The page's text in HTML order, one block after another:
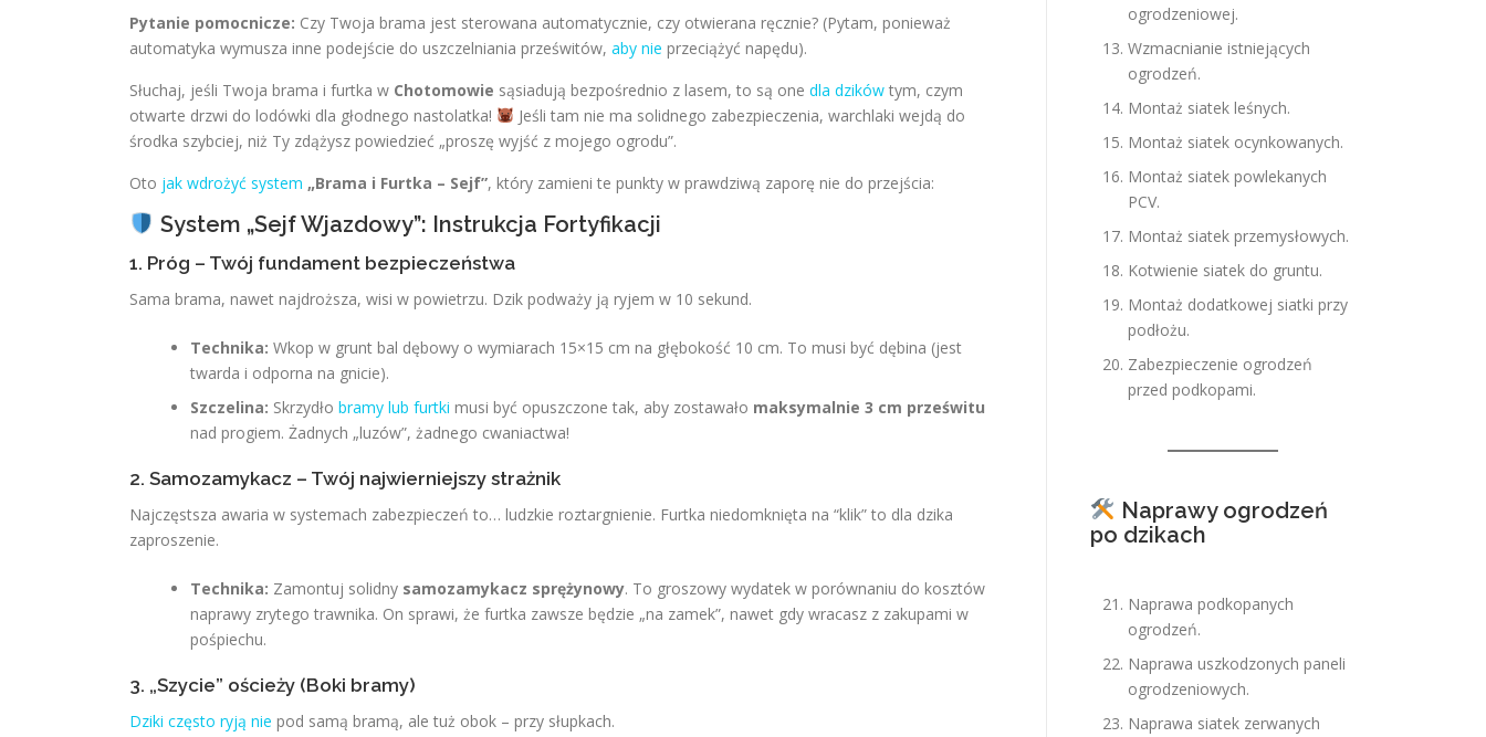
Pytanie pomocnicze: Czy Twoja brama jest sterowana automatycznie, czy otwierana ręcznie? (Pytam, ponieważ
automatyka wymusza inne podejście do uszczelniania prześwitów, aby nie przeciążyć napędu).
Słuchaj, jeśli Twoja brama i furtka w Chotomowie sąsiadują bezpośrednio z lasem, to są one dla dzików tym, czym
otwarte drzwi do lodówki dla głodnego nastolatka!
Jeśli tam nie ma solidnego zabezpieczenia, warchlaki wejdą do
środka szybciej, niż Ty zdążysz powiedzieć „proszę wyjść z mojego ogrodu”.
Oto jak wdrożyć system „Brama i Furtka – Sejf”, który zamieni te punkty w prawdziwą zaporę nie do przejścia:
System „Sejf Wjazdowy”: Instrukcja Fortyfikacji
1. Próg – Twój fundament bezpieczeństwa
Sama brama, nawet najdroższa, wisi w powietrzu. Dzik podważy ją ryjem w 10 sekund.
Technika: Wkop w grunt bal dębowy o wymiarach 15×15 cm na głębokość 10 cm. To musi być dębina (jest
twarda i odporna na gnicie).
Szczelina: Skrzydło bramy lub furtki musi być opuszczone tak, aby zostawało maksymalnie 3 cm prześwitu
nad progiem. Żadnych „luzów”, żadnego cwaniactwa!
2. Samozamykacz – Twój najwierniejszy strażnik
Najczęstsza awaria w systemach zabezpieczeń to… ludzkie roztargnienie. Furtka niedomknięta na “klik” to dla dzika
zaproszenie.
Technika: Zamontuj solidny samozamykacz sprężynowy. To groszowy wydatek w porównaniu do kosztów
naprawy zrytego trawnika. On sprawi, że furtka zawsze będzie „na zamek”, nawet gdy wracasz z zakupami w
pośpiechu.
3. „Szycie” ościeży (Boki bramy)
Dziki często ryją nie pod samą bramą, ale tuż obok – przy słupkach.
ogrodzeniowej.
Wzmacnianie istniejących
ogrodzeń.
Montaż siatek leśnych.
Montaż siatek ocynkowanych.
Montaż siatek powlekanych
PCV.
Montaż siatek przemysłowych.
Kotwienie siatek do gruntu.
Montaż dodatkowej siatki przy
podłożu.
Zabezpieczenie ogrodzeń
przed podkopami.
Naprawy ogrodzeń
po dzikach
Naprawa podkopanych
ogrodzeń.
Naprawa uszkodzonych paneli
ogrodzeniowych.
Naprawa siatek zerwanych